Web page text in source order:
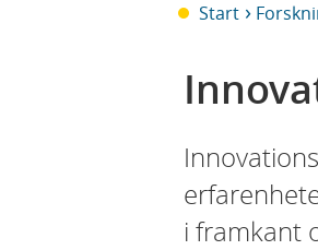
Start
i framkant